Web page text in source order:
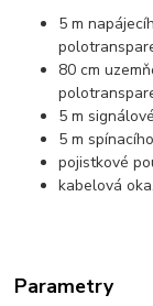
5 m
80 cm
5 m
5 m
pojistkové
kabelová
Parametry